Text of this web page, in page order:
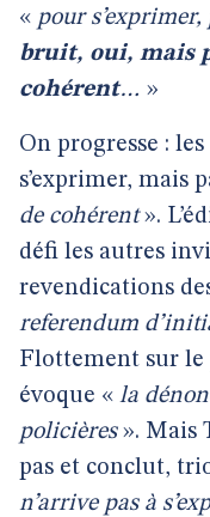
« pour s’exprimer,
bruit, oui, mais
cohérent… »
On progresse :
s’exprimer, mais
de cohérent».
défi les autres
revendications
referendum
Flottement sur le
évoque « la
policières». Mais
pas et conclut,
n’arrive pas à